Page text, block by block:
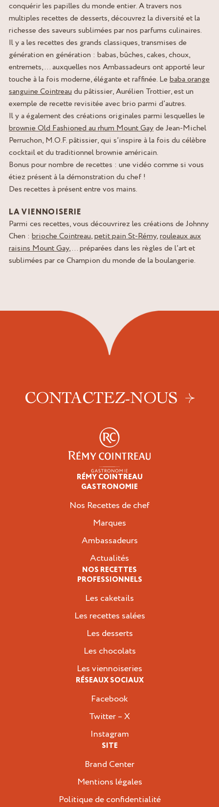
conquérir les papilles du monde entier. A travers nos
multiples recettes de desserts, découvrez la diversité et la
richesse des saveurs sublimées par nos parfums culinaires.
Il y a les recettes des grands classiques, transmises de
génération en génération : babas, bûches, cakes, choux,
entremets, … auxquelles nos Ambassadeurs ont apporté leur
touche à la fois moderne, élégante et raffinée. Le baba orange
sanguine Cointreau du pâtissier, Aurélien Trottier, est un
exemple de recette revisitée avec brio parmi d’autres.
Il y a également des créations originales parmi lesquelles le
brownie Old Fashioned au rhum Mount Gayde Jean-Michel
Perruchon, M.O.F. pâtissier, qui s’inspire à la fois du célèbre
cocktail et du traditionnel brownie américain.
Bonus pour nombre de recettes : une vidéo comme si vous
étiez présent à la démonstration du chef !
Des recettes à présent entre vos mains.
LA VIENNOISERIE
Parmi ces recettes, vous découvrirez les créations de Johnny
Chen : brioche Cointreau,petit pain St-Rémy,rouleaux aux
raisins Mount Gay, … préparées dans les règles de l’art et
sublimées par ce Champion du monde de la boulangerie.
CONTACTEZ-NOUS
RÉMY COINTREAU
GASTRONOMIE
Nos Recettes de chef
Marques
Ambassadeurs
Actualités
NOS RECETTES
PROFESSIONNELS
Les caketails
Les recettes salées
Les desserts
Les chocolats
Les viennoiseries
RÉSEAUX SOCIAUX
Facebook
Twitter – X
Instagram
SITE
Brand Center
Mentions légales
Politique de confidentialité